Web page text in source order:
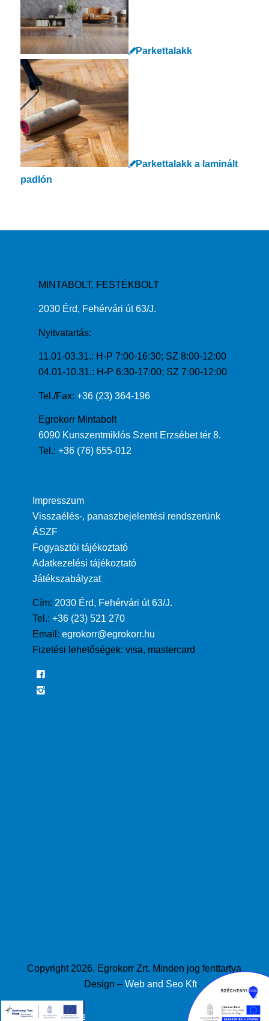
Parkettalakk
Parkettalakk a laminált
padlón
MINTABOLT, FESTÉKBOLT
2030 Érd, Fehérvári út 63/J.
Nyitvatartás:
11.01-03.31.: H-P 7:00-16:30; SZ 8:00-12:00
04.01-10.31.: H-P 6:30-17:00; SZ 7:00-12:00
Tel./Fax: +36 (23) 364-196
Egrokorr Mintabolt
6090 Kunszentmiklós Szent Erzsébet tér 8.
Tel.: +36 (76) 655-012
Impresszum
Visszaélés-, panaszbejelentési rendszerünk
ÁSZF
Fogyasztói tájékoztató
Adatkezelési tájékoztató
Játékszabályzat
Cím: 2030 Érd, Fehérvári út 63/J.
Tel.: +36 (23) 521 270
Email: egrokorr@egrokorr.hu
Fizetési lehetőségek: visa, mastercard
Copyright 2026. Egrokorr Zrt. Minden jog fenttartva
Design –Web and Seo Kft.